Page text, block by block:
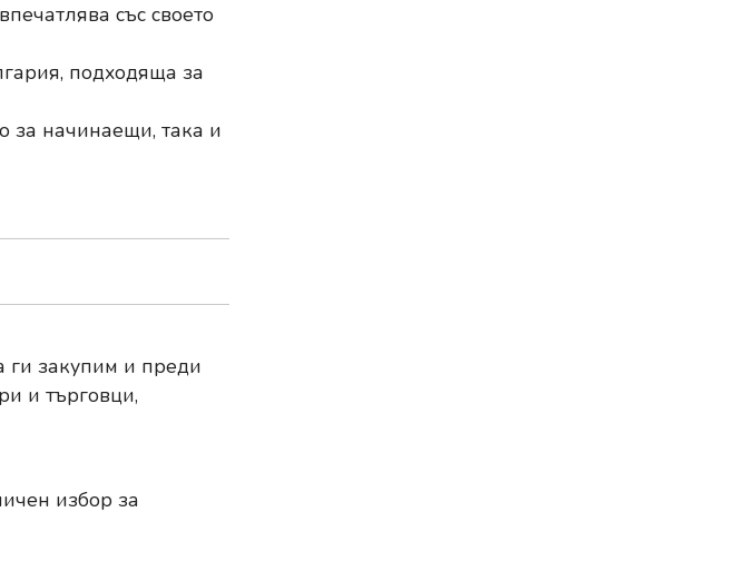
със своето
подходяща за
за начинаещи, така и
ги закупим и преди
и търговци,
избор за